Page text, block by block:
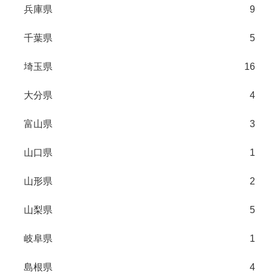
兵庫県 9
千葉県 5
埼玉県 16
大分県 4
富山県 3
山口県 1
山形県 2
山梨県 5
岐阜県 1
島根県 4